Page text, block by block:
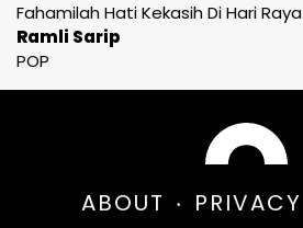
Fahamilah Hati Kekasih Di Hari Raya
Ramli Sarip
POP
ABOUT PRIVACY